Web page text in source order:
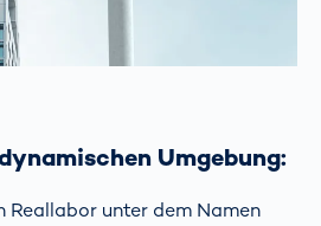
Umgebung:
Reallabor unter dem Namen